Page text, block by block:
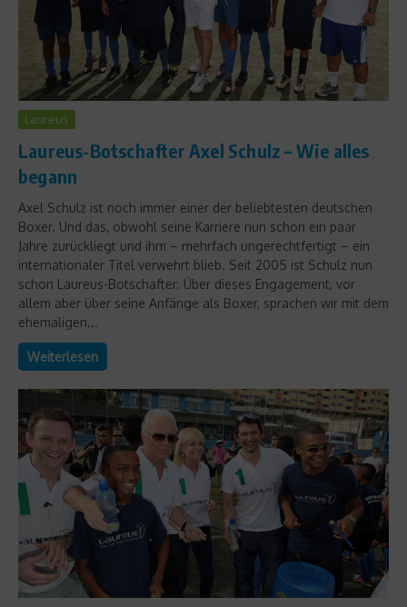
Laureus
Laureus-Botschafter Axel Schulz – Wie alles
begann
Axel Schulz ist noch immer einer der beliebtesten deutschen
Boxer. Und das, obwohl seine Karriere nun schon ein paar
Jahre zurückliegt und ihm – mehrfach ungerechtfertigt – ein
internationaler Titel verwehrt blieb. Seit 2005 ist Schulz nun
schon Laureus-Botschafter. Über dieses Engagement, vor
allem aber über seine Anfänge als Boxer, sprachen wir mit dem
ehemaligen...
Weiterlesen